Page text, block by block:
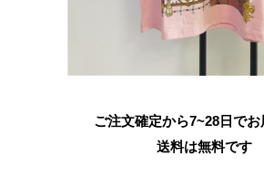
ご注文確定から7~28日でお
送料は無料です